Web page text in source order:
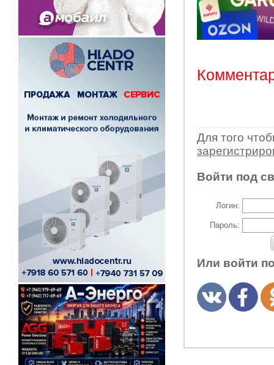
Для того
Войти под
Логин:
Пароль:
Или войти